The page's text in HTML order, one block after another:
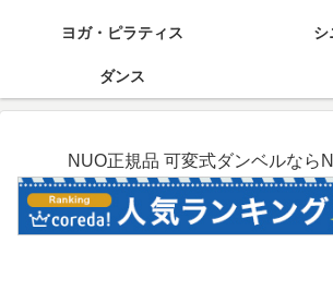
ヨガ・ピラティス シ
ダンス
NUO正規品 可変式ダンベルなら